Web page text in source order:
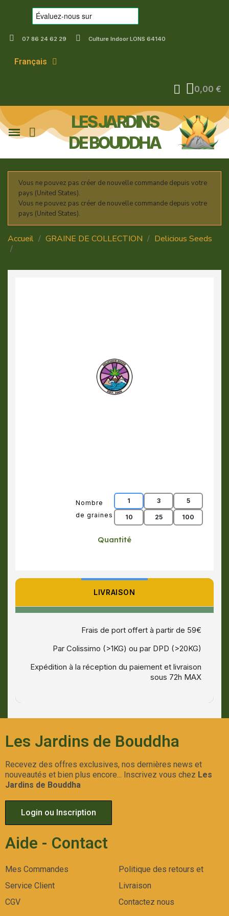
07 86 24 62 29 Culture Indoor LONS 64140
Français
0,00 €
LES JARDINS
DE BOUDDHA
Vous ne pouvez pas créer de nouvelle commande depuis votre
pays (United States).
Vous ne pouvez pas créer de nouvelle commande depuis votre
pays (United States).
Accueil GRAINE DE COLLECTION
Delicious Seeds
Nombre
de graines
1 3 5
10 25 100
Quantité
LIVRAISON
Frais de port offert à partir de 59€
Par Colissimo (>1KG) ou par DPD (>20KG)
Expédition à la réception du paiement et livraison
sous 72h MAX
Les Jardins de Bouddha
Recevez des offres exclusives, nos dernières news et
nouveautés et bien plus encore... Inscrivez vous chez Les
Jardins de Bouddha
Login ou Inscription
Aide - Contact
Mes Commandes
Service Client
CGV
Politique des retours et
Livraison
Contactez nous